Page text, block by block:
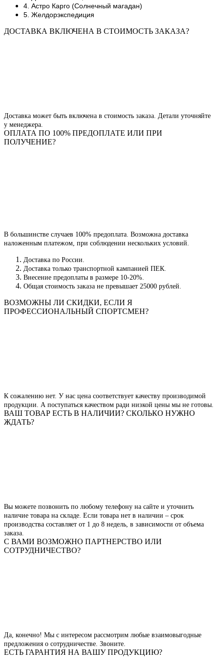
4. Астро Карго (Солнечный магадан)
5. Желдорэкспедиция
ДОСТАВКА ВКЛЮЧЕНА В СТОИМОСТЬ ЗАКАЗА?
Доставка может быть включена в стоимость заказа. Детали уточняйте
у менеджера.
ОПЛАТА ПО 100% ПРЕДОПЛАТЕ ИЛИ ПРИ
ПОЛУЧЕНИЕ?
В большинстве случаев 100% предоплата. Возможна доставка
наложенным платежом, при соблюдении нескольких условий.
Доставка по России.
Доставка только транспортной кампанией ПЕК.
Внесение предоплаты в размере 10-20%.
Общая стоимость заказа не превышает 25000 рублей.
ВОЗМОЖНЫ ЛИ СКИДКИ, ЕСЛИ Я
ПРОФЕСCИОНАЛЬНЫЙ СПОРТСМЕН?
К сожалению нет. У нас цена соответствует качеству производимой
продукции. А поступаться качеством ради низкой цены мы не готовы.
ВАШ ТОВАР ЕСТЬ В НАЛИЧИИ? СКОЛЬКО НУЖНО
ЖДАТЬ?
Вы можете позвонить по любому телефону на сайте и уточнить
наличие товара на складе. Если товара нет в наличии – срок
производства составляет от 1 до 8 недель, в зависимости от объема
заказа.
С ВАМИ ВОЗМОЖНО ПАРТНЕРСТВО ИЛИ
СОТРУДНИЧЕСТВО?
Да, конечно! Мы с интересом рассмотрим любые взаимовыгодные
предложения о сотрудничестве. Звоните.
ЕСТЬ ГАРАНТИЯ НА ВАШУ ПРОДУКЦИЮ?